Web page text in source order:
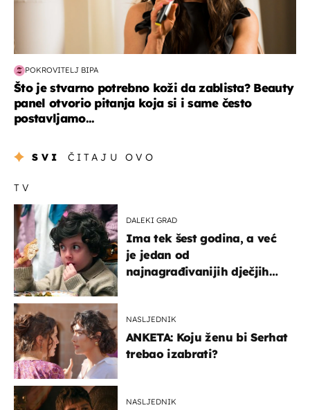
POKROVITELJ BIPA
Što je stvarno potrebno koži da zablista? Beauty
panel otvorio pitanja koja si i same često
postavljamo...
SVI ČITAJU OVO
TV
DALEKI GRAD
Ima tek šest godina, a već
je jedan od
najnagrađivanijih dječjih
NASLJEDNIK
ANKETA: Koju ženu bi Serhat
trebao izabrati?
NASLJEDNIK